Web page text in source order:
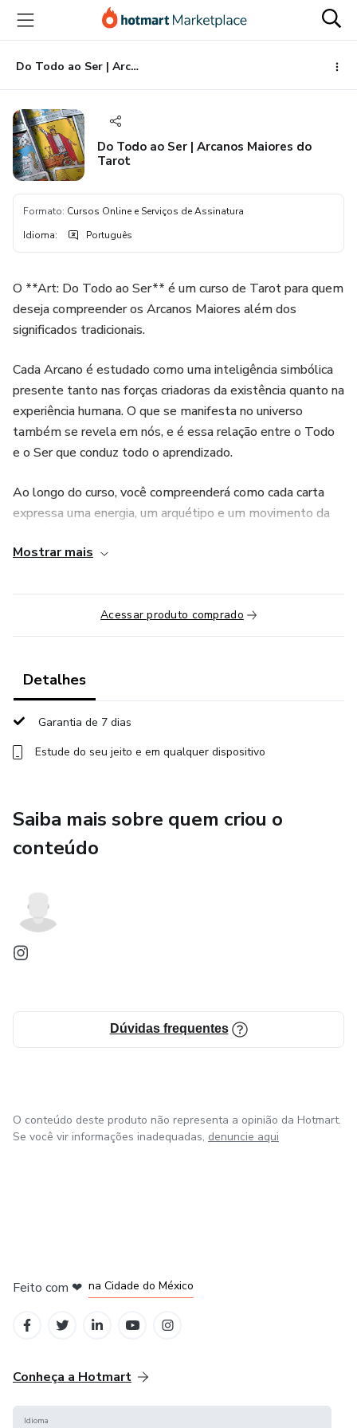
para
conteúdo
principal
para
pagamento
para
rodapé
Do Todo ao Ser | Arcanos Maiores do Tarot
Do Todo ao Ser | Arcanos Maiores do
Tarot
Formato: Cursos Online e Serviços de Assinatura
Idioma: Português
O **Art: Do Todo ao Ser** é um curso de Tarot para quem
deseja compreender os Arcanos Maiores além dos
significados tradicionais.
Cada Arcano é estudado como uma inteligência simbólica
presente tanto nas forças criadoras da existência quanto na
experiência humana. O que se manifesta no universo
também se revela em nós, e é essa relação entre o Todo
e o Ser que conduz todo o aprendizado.
Ao longo do curso, você compreenderá como cada carta
expressa uma energia, um arquétipo e um movimento da
na vida e no comportamento humano.
Mais do que decorar interpretações, você desenvolverá
uma compreensão profunda dos Arcanos, aprendendo a
construir leituras intuitivas, sensíveis e coerentes,
Este não é um curso sobre respostas prontas. É um
convite para conhecer o Tarot como uma linguagem
por consequência, de si mesmo.
superficiais e desenvolver uma relação viva e autêntica
com o Tarot, este curso foi criado para você.
Mostrar mais
Acessar produto comprado
Detalhes
Garantia de 7 dias
Estude do seu jeito e em qualquer dispositivo
Saiba mais sobre quem criou o
conteúdo
Dúvidas frequentes
O conteúdo deste produto não representa a opinião da Hotmart.
Se você vir informações inadequadas, denuncie aqui
Feito com ❤ na Cidade do México
Conheça a Hotmart
Idioma